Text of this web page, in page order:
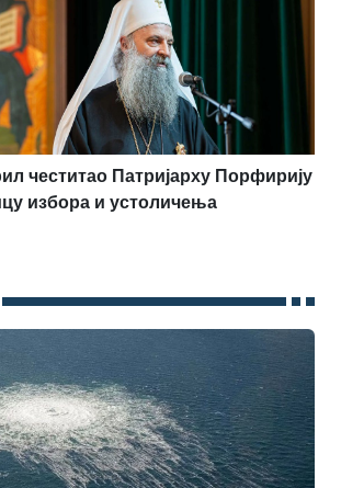
честитао Патријарху Порфирију
избора и устоличења